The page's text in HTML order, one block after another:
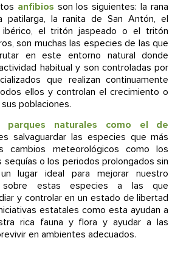
anfibios son los siguientes: la rana
patilarga, la ranita de San Antón, el
ibérico, el tritón jaspeado o el tritón
son muchas las especies de las que
en este entorno natural donde
habitual y son controladas por
que realizan continuamente
ellos y controlan el crecimiento o
poblaciones.
parques naturales como el de
salvaguardar las especies que más
cambios meteorológicos como los
sequías o los periodos prolongados sin
lugar ideal para mejorar nuestro
sobre estas especies a las que
y controlar en un estado de libertad
estatales como esta ayudan a
rica fauna y flora y ayudar a las
en ambientes adecuados.